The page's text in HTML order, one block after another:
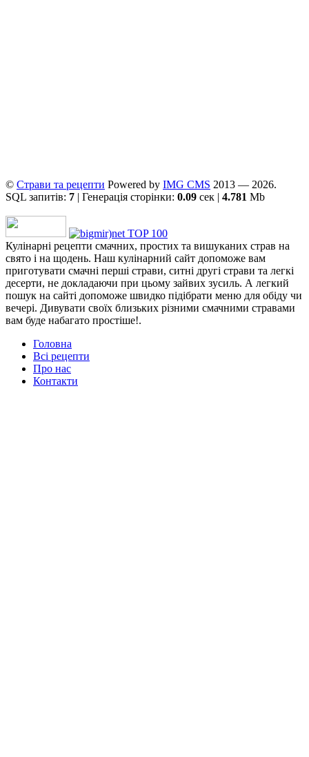
© Страви та рецепти Powered by ІMG CMS 2013 — 2026.
SQL запитів: 7 | Генерація сторінки: 0.09 сек | 4.781 Mb
Кулінарні рецепти смачних, простих та вишуканих страв на
свято і на щодень. Наш кулінарний сайт допоможе вам
приготувати смачні перші страви, ситні другі страви та легкі
десерти, не докладаючи при цьому зайвих зусиль. А легкий
пошук на сайті допоможе швидко підібрати меню для обіду чи
вечері. Дивувати своїх близьких різними смачними стравами
вам буде набагато простіше!.
Головна
Всі рецепти
Про нас
Контакти